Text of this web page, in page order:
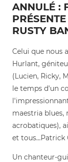
ANNULÉ :
RUSTY
Celui que nous
Hurlant,
(Lucien, Ricky,
le temps d'un
maestria blues,
acrobatiques),
et tous...Patrick
Un chanteur-